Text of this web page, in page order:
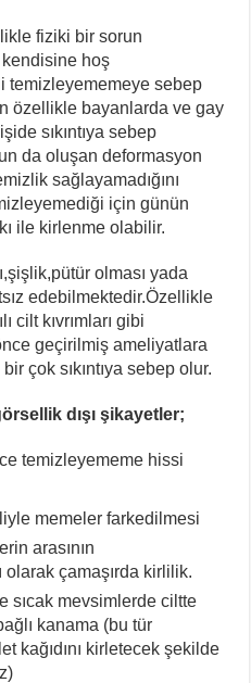
fiziki bir sorun
hoş
temizleyememeye sebep
özellikle bayanlarda ve gay
sıkıntıya sebep
da oluşan deformasyon
sağlayamadığını
için günün
ile kirlenme olabilir.
olması yada
edebilmektedir.Özellikle
cilt kıvrımları gibi
geçirilmiş ameliyatlara
çok sıkıntıya sebep olur.
dışı şikayetler;
temizleyememe hissi
memeler farkedilmesi
arasının
çamaşırda kirlilik.
sıcak mevsimlerde ciltte
kanama (bu tür
kağıdını kirletecek şekilde